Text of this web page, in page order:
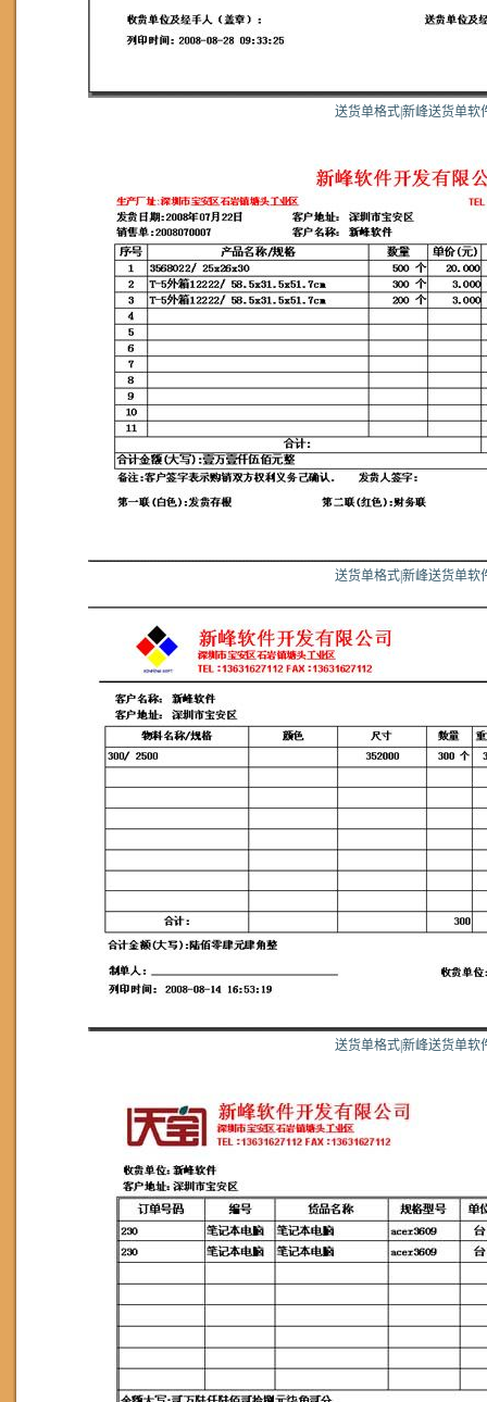
送货单格式|新峰送货单软
送货单格式|新峰送货单软
送货单格式|新峰送货单软